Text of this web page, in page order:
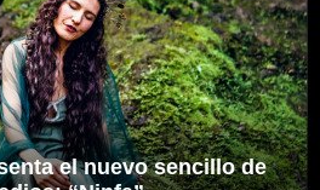
el nuevo sencillo de